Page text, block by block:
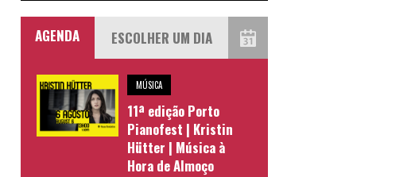
AGENDA
MÚSICA
11ª edição Porto
Pianofest | Kristin
Hütter | Música à
Hora de Almoço